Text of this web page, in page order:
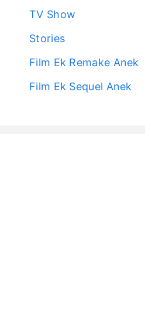
TV Show
Stories
Film Ek Remake Anek
Film Ek Sequel Anek